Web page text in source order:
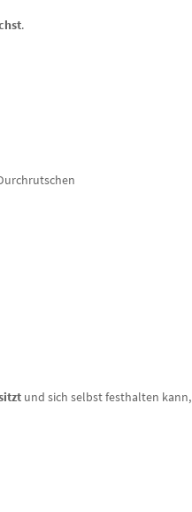
.
und sich selbst festhalten kann,